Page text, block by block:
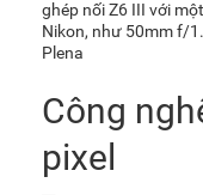
ghép nối Z6 III với
Nikon, như 50mm f/
Plena
Công
pixel